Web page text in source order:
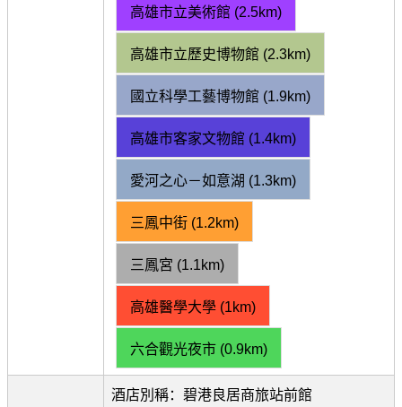
高雄市立美術館 (2.5km)
高雄市立歷史博物館 (2.3km)
國立科學工藝博物館 (1.9km)
高雄市客家文物館 (1.4km)
愛河之心－如意湖 (1.3km)
三鳳中街 (1.2km)
三鳳宮 (1.1km)
高雄醫學大學 (1km)
六合觀光夜市 (0.9km)
酒店別稱：碧港良居商旅站前館